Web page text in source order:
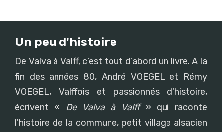
Un peu d'histoire
De Valva à Valff, c’est tout d’abord un livre. A la
fin des années 80, André VOEGEL et Rémy
VOEGEL, Valffois et passionnés d'histoire,
écrivent « De Valva à Valff» qui raconte
l'histoire de la commune, petit village alsacien